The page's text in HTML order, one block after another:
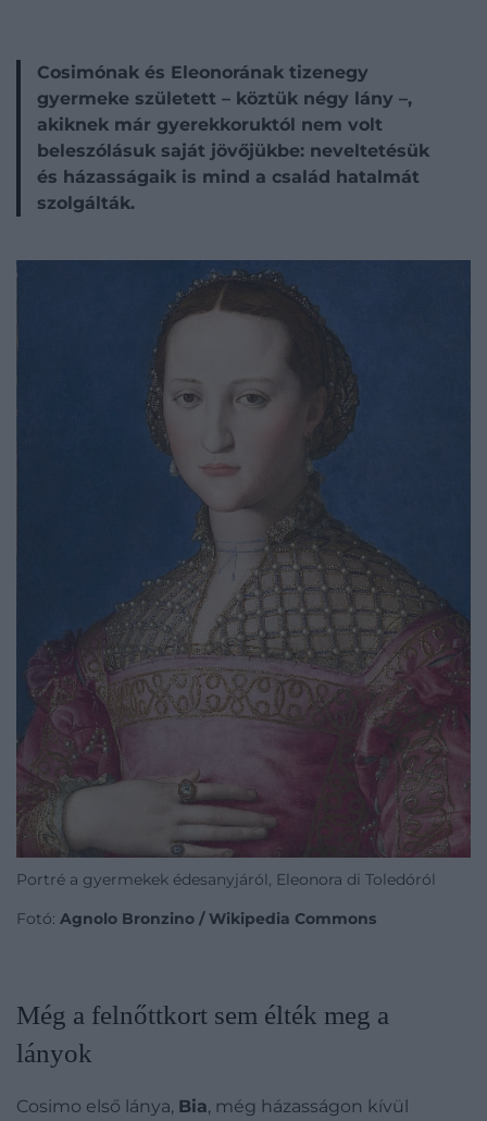
Cosimónak és Eleonorának tizenegy
gyermeke született – köztük négy lány –,
akiknek már gyerekkoruktól nem volt
beleszólásuk saját jövőjükbe: neveltetésük
és házasságaik is mind a család hatalmát
szolgálták.
Portré a gyermekek édesanyjáról, Eleonora di Toledóról
Fotó: Agnolo Bronzino / Wikipedia Commons
Még a felnőttkort sem élték meg a
lányok
Cosimo első lánya, Bia, még házasságon kívül